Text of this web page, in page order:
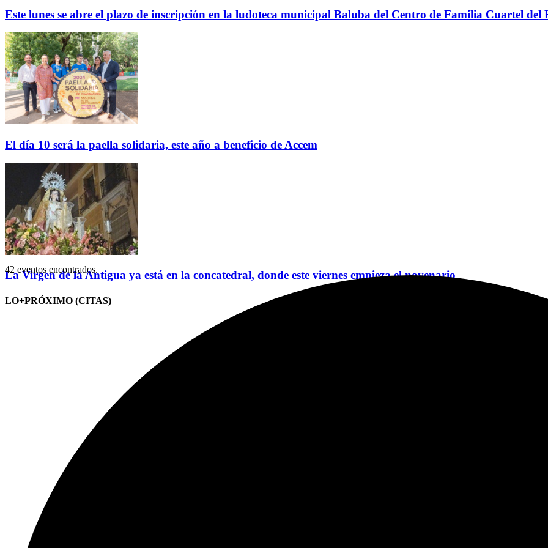
Este lunes se abre el plazo de inscripción en la ludoteca municipal Baluba del Centro de Familia Cuartel del
El día 10 será la paella solidaria, este año a beneficio de Accem
La Virgen de la Antigua ya está en la concatedral, donde este viernes empieza el novenario
LO+PRÓXIMO (CITAS)
42 eventos encontrados.